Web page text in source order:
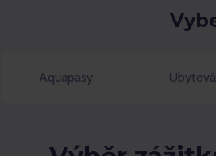
Aquapasy